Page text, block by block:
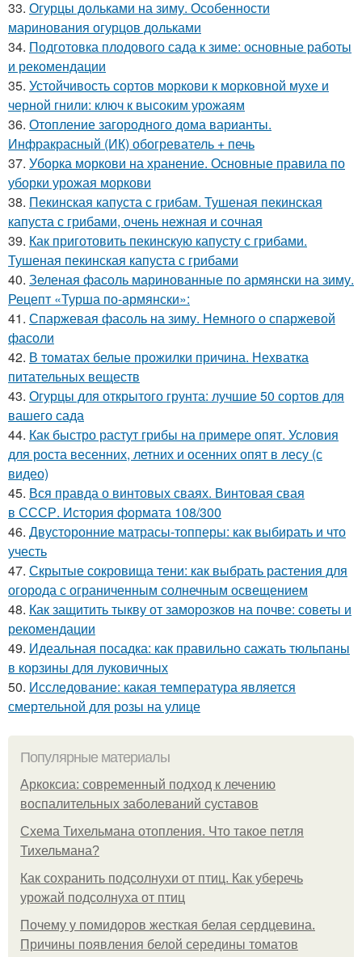
33. Огурцы дольками на зиму. Особенности
маринования огурцов дольками
34. Подготовка плодового сада к зиме: основные работы
и рекомендации
35. Устойчивость сортов моркови к морковной мухе и
черной гнили: ключ к высоким урожаям
36. Отопление загородного дома варианты.
Инфракрасный (ИК) обогреватель + печь
37. Уборка моркови на хранение. Основные правила по
уборки урожая моркови
38. Пекинская капуста с грибам. Тушеная пекинская
капуста с грибами, очень нежная и сочная
39. Как приготовить пекинскую капусту с грибами.
Тушеная пекинская капуста с грибами
40. Зеленая фасоль маринованные по армянски на зиму.
Рецепт «Турша по-армянски»:
41. Спаржевая фасоль на зиму. Немного о спаржевой
фасоли
42. В томатах белые прожилки причина. Нехватка
питательных веществ
43. Огурцы для открытого грунта: лучшие 50 сортов для
вашего сада
44. Как быстро растут грибы на примере опят. Условия
для роста весенних, летних и осенних опят в лесу (с
видео)
45. Вся правда о винтовых сваях. Винтовая свая
в СССР. История формата 108/300
46. Двусторонние матрасы-топперы: как выбирать и что
учесть
47. Скрытые сокровища тени: как выбрать растения для
огорода с ограниченным солнечным освещением
48. Как защитить тыкву от заморозков на почве: советы и
рекомендации
49. Идеальная посадка: как правильно сажать тюльпаны
в корзины для луковичных
50. Исследование: какая температура является
смертельной для розы на улице
Популярные материалы
Аркоксиа: современный подход к лечению
воспалительных заболеваний суставов
Схема Тихельмана отопления. Что такое петля
Тихельмана?
Как сохранить подсолнухи от птиц. Как уберечь
урожай подсолнуха от птиц
Почему у помидоров жесткая белая сердцевина.
Причины появления белой середины томатов